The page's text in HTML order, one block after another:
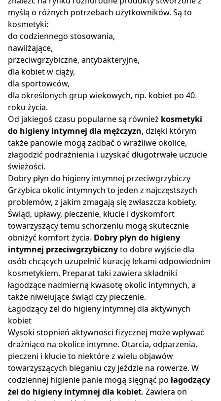
myślą o różnych potrzebach użytkowników. Są to
kosmetyki:
do codziennego stosowania,
nawilżające,
przeciwgrzybiczne, antybakteryjne,
dla kobiet w ciąży,
dla sportowców,
dla określonych grup wiekowych, np. kobiet po 40.
roku życia.
Od jakiegoś czasu popularne są również kosmetyki
do higieny intymnej dla mężczyzn, dzięki którym
także panowie mogą zadbać o wrażliwe okolice,
złagodzić podrażnienia i uzyskać długotrwałe uczucie
świeżości.
Dobry płyn do higieny intymnej przeciwgrzybiczy
Grzybica okolic intymnych to jeden z najczęstszych
problemów, z jakim zmagają się zwłaszcza kobiety.
Świąd, upławy, pieczenie, kłucie i dyskomfort
towarzyszący temu schorzeniu mogą skutecznie
obniżyć komfort życia. Dobry płyn do higieny
intymnej przeciwgrzybicznyto dobre wyjście dla
osób chcących uzupełnić kurację lekami odpowiednim
kosmetykiem. Preparat taki zawiera składniki
łagodzące nadmierną kwasotę okolic intymnych, a
także niwelujące świąd czy pieczenie.
Łagodzący żel do higieny intymnej dla aktywnych
kobiet
Wysoki stopnień aktywności fizycznej może wpływać
drażniąco na okolice intymne. Otarcia, odparzenia,
pieczeni i kłucie to niektóre z wielu objawów
towarzyszących bieganiu czy jeździe na rowerze. W
codziennej higienie panie mogą sięgnąć po łagodzący
żel do higieny intymnej dla kobiet. Zawiera on